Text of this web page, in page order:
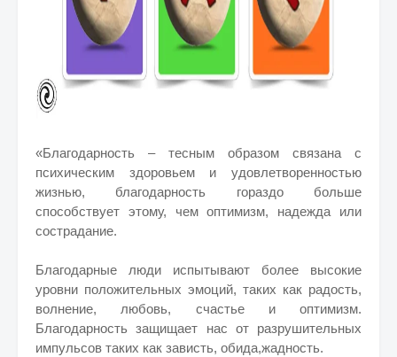
«Благодарность – тесным образом связана с
психическим здоровьем и удовлетворенностью
жизнью, благодарность гораздо больше
способствует этому, чем оптимизм, надежда или
сострадание.
Благодарные люди испытывают более высокие
уровни положительных эмоций, таких как радость,
волнение, любовь, счастье и оптимизм.
Благодарность защищает нас от разрушительных
импульсов таких как зависть, обида,жадность.